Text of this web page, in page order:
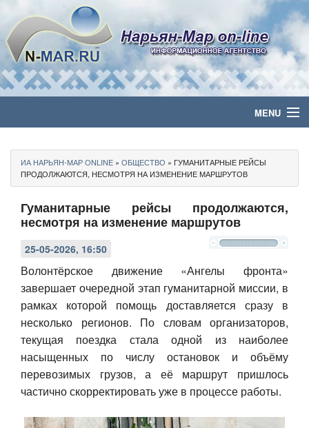
MENU
Политика
Бизнес
Культура
Медиа
Спорт
Контакты
ИА НАРЬЯН-МАР ONLINE » ОБЩЕСТВО » ГУМАНИТАРНЫЕ РЕЙСЫ
ПРОДОЛЖАЮТСЯ, НЕСМОТРЯ НА ИЗМЕНЕНИЕ МАРШРУТОВ
Гуманитарные рейсы продолжаются,
несмотря на изменение маршрутов
25-05-2026, 16:50
Волонтёрское движение «Ангелы фронта»
завершает очередной этап гуманитарной миссии, в
рамках которой помощь доставляется сразу в
несколько регионов. По словам организаторов,
текущая поездка стала одной из наиболее
насыщенных по числу остановок и объёму
перевозимых грузов, а её маршрут пришлось
частично скорректировать уже в процессе работы.